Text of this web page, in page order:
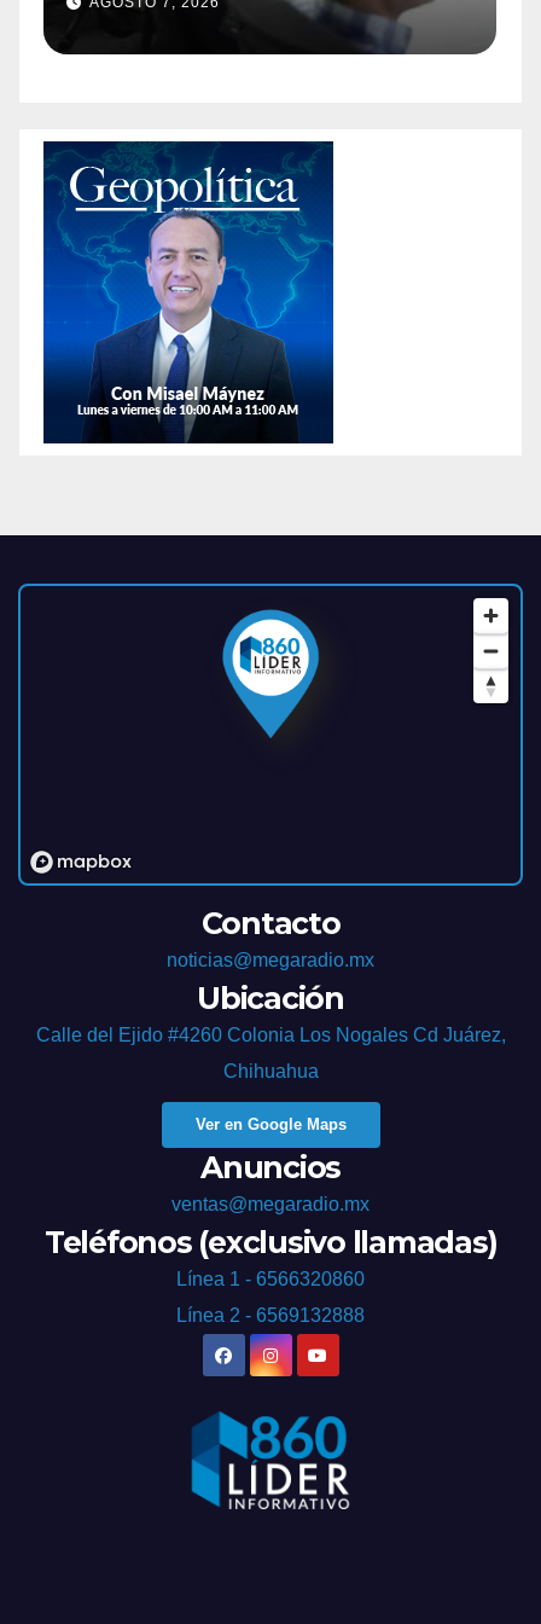
afirman que hay más
animales exóticos
Contacto
noticias@megaradio.mx
Ubicación
Calle del Ejido #4260 Colonia Los Nogales Cd Juárez,
Chihuahua
Ver en Google Maps
Anuncios
ventas@megaradio.mx
Teléfonos (exclusivo llamadas)
Línea 1 - 6566320860
Línea 2 - 6569132888